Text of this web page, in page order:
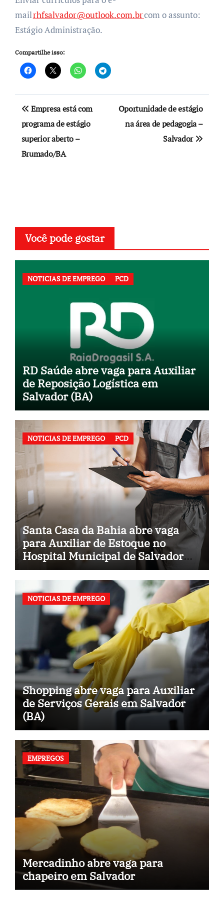
mailrhfsalvador@outlook.com.brcom o assunto:
Estágio Administração.
Compartilhe isso:
Navegação
de
Post
Empresa está com
programa de estágio
superior aberto –
Brumado/BA
Oportunidade de estágio
na área de pedagogia –
Salvador
Você pode gostar
NOTICIAS DE EMPREGO PCD
RD Saúde abre vaga para Auxiliar
de Reposição Logística em
Salvador (BA)
NOTICIAS DE EMPREGO PCD
Santa Casa da Bahia abre vaga
para Auxiliar de Estoque no
Hospital Municipal de Salvador
(BA)
NOTICIAS DE EMPREGO
Shopping abre vaga para Auxiliar
de Serviços Gerais em Salvador
(BA)
EMPREGOS
Mercadinho abre vaga para
chapeiro em Salvador